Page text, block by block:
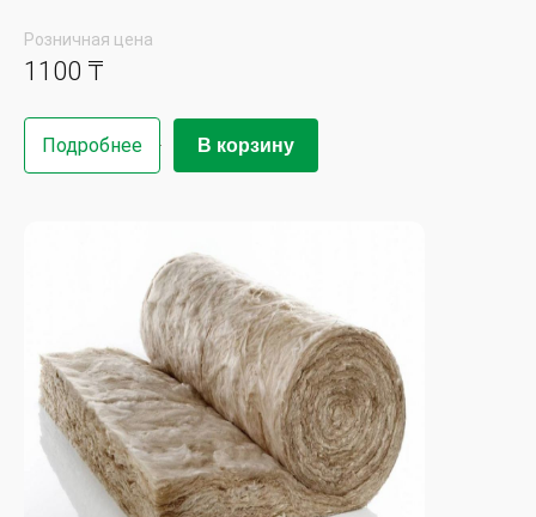
Розничная цена
1100 ₸
Подробнее В корзину